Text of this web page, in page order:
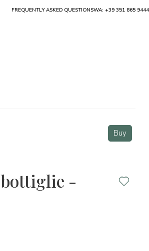
Buy
bottiglie -
FREQUENTLY ASKED QUESTIONSWA: +39 351 865 9444